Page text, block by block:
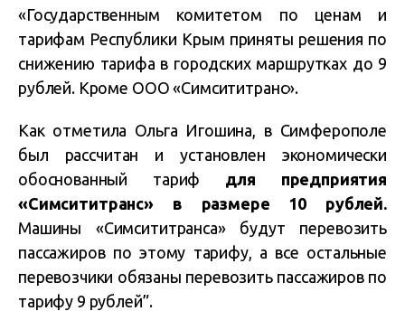
«Государственным комитетом по ценам и
тарифам Республики Крым приняты решения по
снижению тарифа в городских маршрутках до 9
рублей. Кроме ООО «Симсититранс».
Как отметила Ольга Игошина, в Симферополе
был рассчитан и установлен экономически
обоснованный тариф для предприятия
«Симсититранс» в размере 10 рублей.
Машины «Симсититранса» будут перевозить
пассажиров по этому тарифу, а все остальные
перевозчики обязаны перевозить пассажиров по
тарифу 9 рублей”.